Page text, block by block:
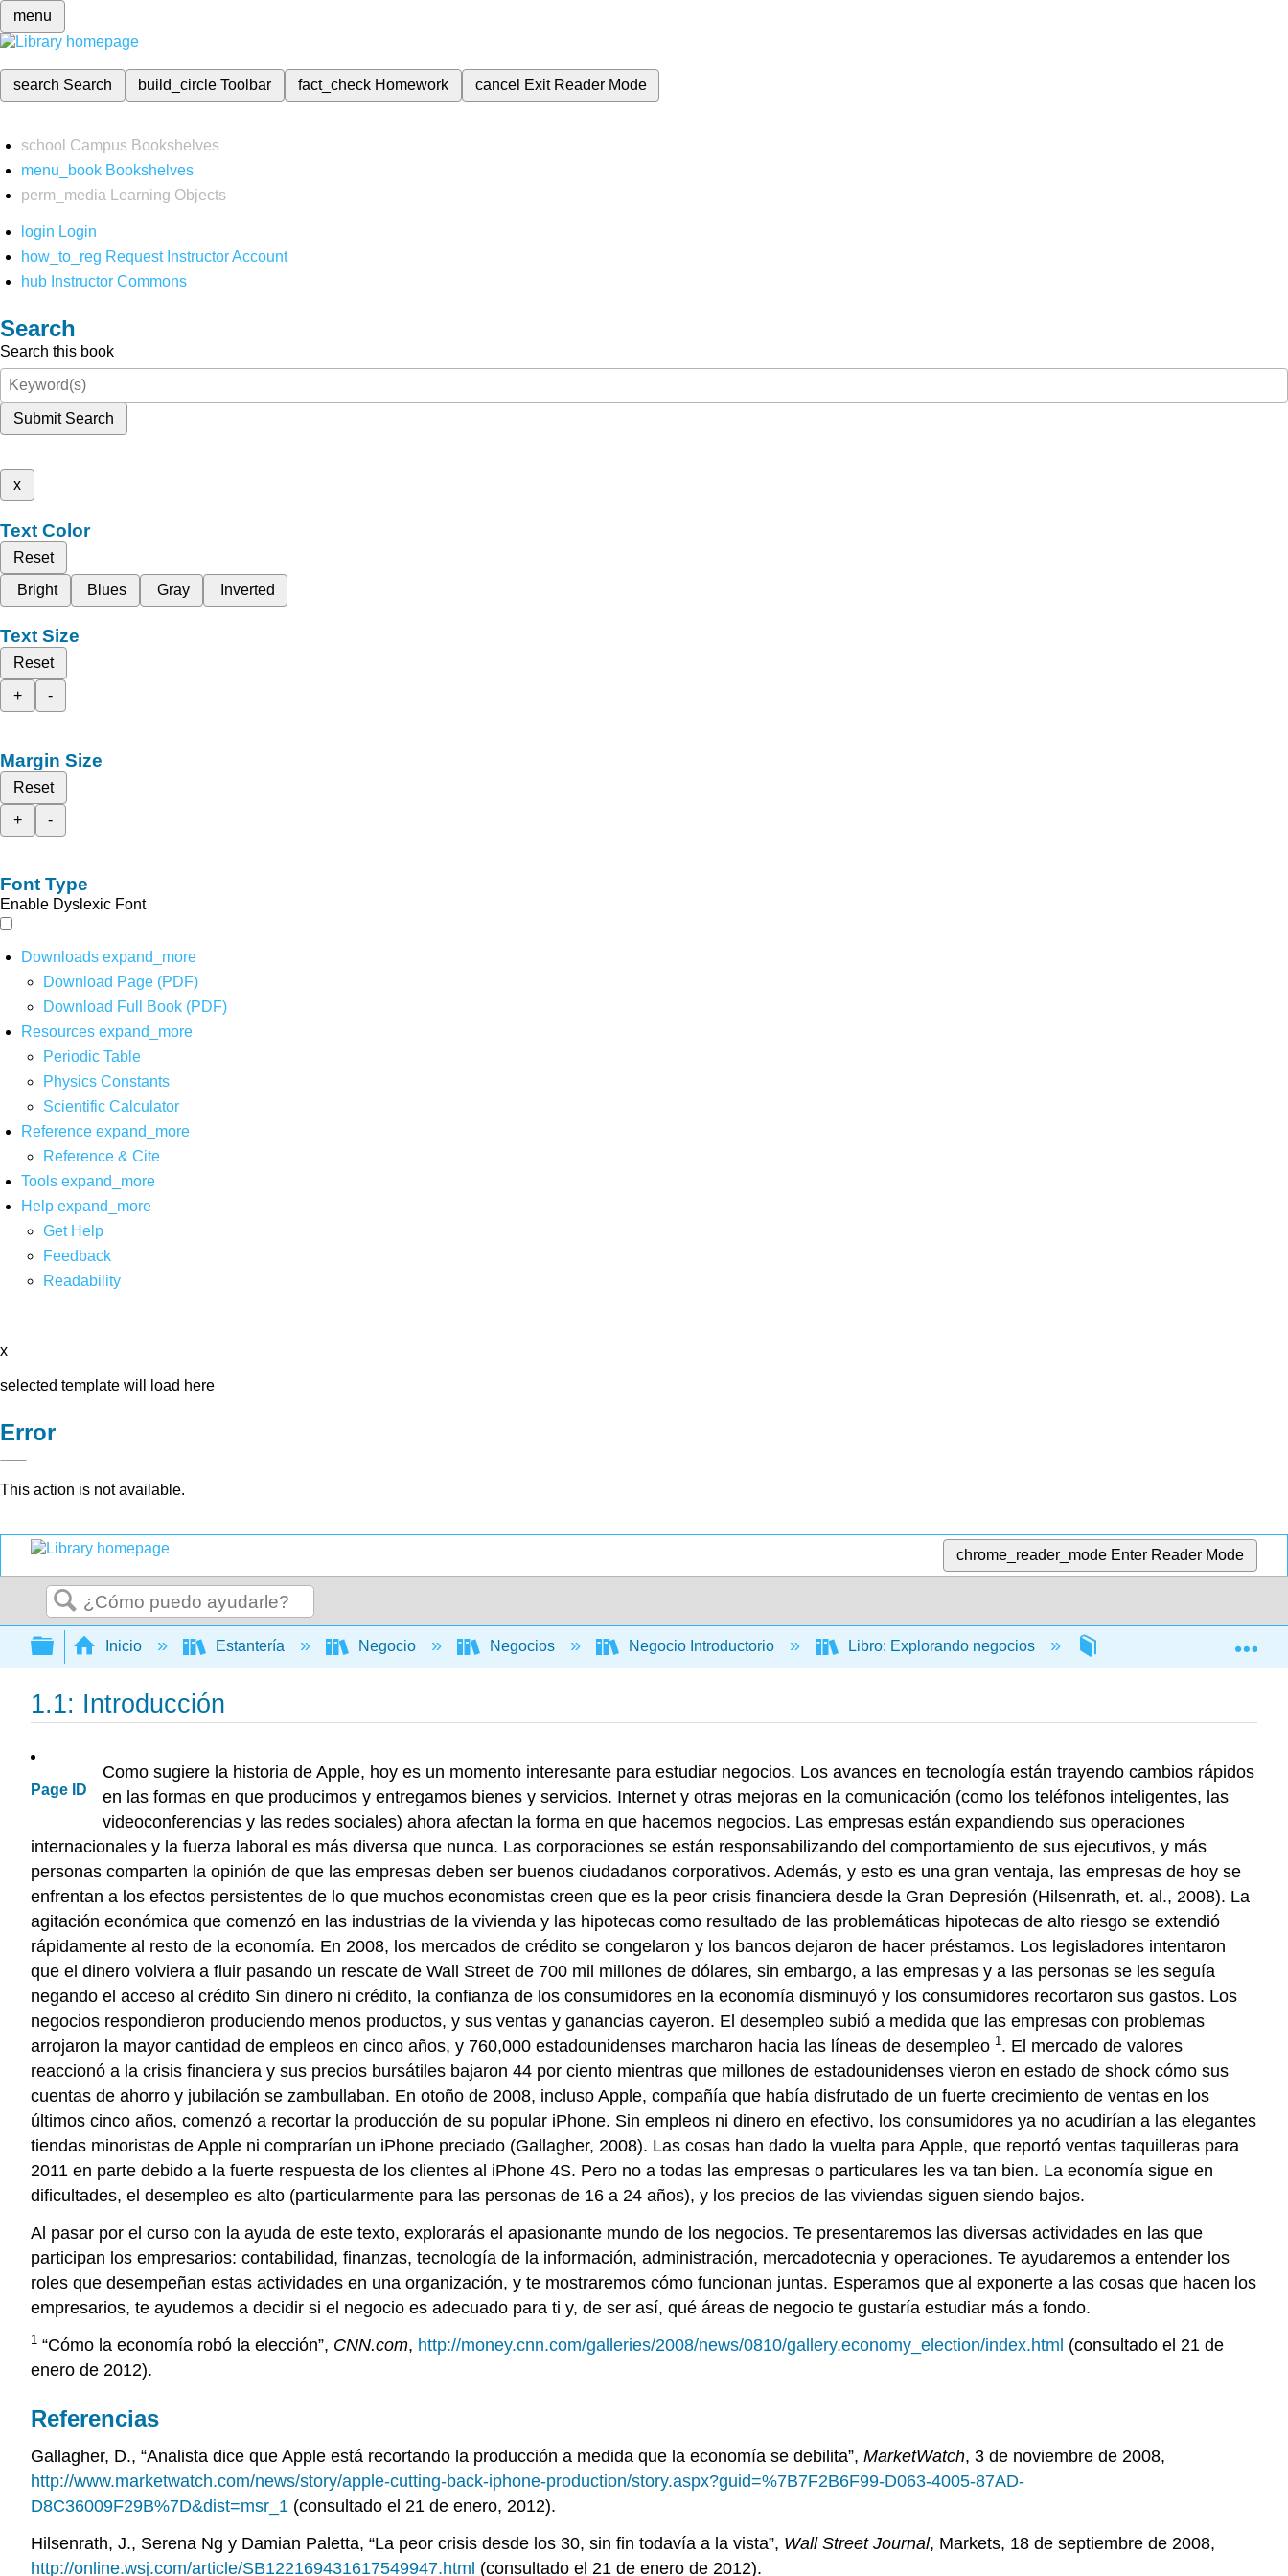
menu
search Search build_circleToolbar fact_check Homework cancel Exit Reader Mode
school Campus Bookshelves
menu_book Bookshelves
perm_media
Learning Objects
login Login
how_to_reg Request Instructor Account
hub Instructor Commons
Search
Search this book
Submit Search
x
Text Color
Reset
Bright
Blues Gray Inverted
Text Size
Reset
+
-
Margin Size
Reset
+
-
Font Type
Enable Dyslexic Font
Downloads expand_more
Download Page (PDF)
Download Full Book (PDF)
Resources expand_more
Periodic Table
Physics Constants
Scientific Calculator
Reference expand_more
Reference & Cite
Tools expand_more
Help expand_more
Get Help
Feedback
Readability
x
selected template will load here
Error
This action is not available.
chrome_reader_mode Enter Reader Mode
Buscar
Expandir/contraer jerarquía global
Inicio Estantería Negocio Negocios Negocio Introductorio Libro: Explorando negocios 1: Los fundamentos de
1.1: Introducción
Page ID
Como sugiere la historia de Apple, hoy es un momento interesante para estudiar negocios. Los avances en tecnología están trayendo cambios rápidos
en las formas en que producimos y entregamos bienes y servicios. Internet y otras mejoras en la comunicación (como los teléfonos inteligentes, las
videoconferencias y las redes sociales) ahora afectan la forma en que hacemos negocios. Las empresas están expandiendo sus operaciones
internacionales y la fuerza laboral es más diversa que nunca. Las corporaciones se están responsabilizando del comportamiento de sus ejecutivos, y más
personas comparten la opinión de que las empresas deben ser buenos ciudadanos corporativos. Además, y esto es una gran ventaja, las empresas de hoy se
enfrentan a los efectos persistentes de lo que muchos economistas creen que es la peor crisis financiera desde la Gran Depresión (Hilsenrath, et. al., 2008). La
agitación económica que comenzó en las industrias de la vivienda y las hipotecas como resultado de las problemáticas hipotecas de alto riesgo se extendió
rápidamente al resto de la economía. En 2008, los mercados de crédito se congelaron y los bancos dejaron de hacer préstamos. Los legisladores intentaron
que el dinero volviera a fluir pasando un rescate de Wall Street de 700 mil millones de dólares, sin embargo, a las empresas y a las personas se les seguía
negando el acceso al crédito Sin dinero ni crédito, la confianza de los consumidores en la economía disminuyó y los consumidores recortaron sus gastos. Los
negocios respondieron produciendo menos productos, y sus ventas y ganancias cayeron. El desempleo subió a medida que las empresas con problemas
arrojaron la mayor cantidad de empleos en cinco años, y 760,000 estadounidenses marcharon hacia las líneas de desempleo 1. El mercado de valores
reaccionó a la crisis financiera y sus precios bursátiles bajaron 44 por ciento mientras que millones de estadounidenses vieron en estado de shock cómo sus
cuentas de ahorro y jubilación se zambullaban. En otoño de 2008, incluso Apple, compañía que había disfrutado de un fuerte crecimiento de ventas en los
últimos cinco años, comenzó a recortar la producción de su popular iPhone. Sin empleos ni dinero en efectivo, los consumidores ya no acudirían a las elegantes
tiendas minoristas de Apple ni comprarían un iPhone preciado (Gallagher, 2008). Las cosas han dado la vuelta para Apple, que reportó ventas taquilleras para
2011 en parte debido a la fuerte respuesta de los clientes al iPhone 4S. Pero no a todas las empresas o particulares les va tan bien. La economía sigue en
dificultades, el desempleo es alto (particularmente para las personas de 16 a 24 años), y los precios de las viviendas siguen siendo bajos.
Al pasar por el curso con la ayuda de este texto, explorarás el apasionante mundo de los negocios. Te presentaremos las diversas actividades en las que
participan los empresarios: contabilidad, finanzas, tecnología de la información, administración, mercadotecnia y operaciones. Te ayudaremos a entender los
roles que desempeñan estas actividades en una organización, y te mostraremos cómo funcionan juntas. Esperamos que al exponerte a las cosas que hacen los
empresarios, te ayudemos a decidir si el negocio es adecuado para ti y, de ser así, qué áreas de negocio te gustaría estudiar más a fondo.
1 “Cómo la economía robó la elección”, CNN.com, http://money.cnn.com/galleries/2008/news/0810/gallery.economy_election/index.html (consultado el 21 de
enero de 2012).
Referencias
Gallagher, D., “Analista dice que Apple está recortando la producción a medida que la economía se debilita”, MarketWatch, 3 de noviembre de 2008,
http://www.marketwatch.com/news/story/apple-cutting-back-iphone-production/story.aspx?guid=%7B7F2B6F99-D063-4005-87AD-
D8C36009F29B%7D&dist=msr_1 (consultado el 21 de enero, 2012).
Hilsenrath, J., Serena Ng y Damian Paletta, “La peor crisis desde los 30, sin fin todavía a la vista”, Wall Street Journal, Markets, 18 de septiembre de 2008,
http://online.wsj.com/article/SB122169431617549947.html (consultado el 21 de enero de 2012).